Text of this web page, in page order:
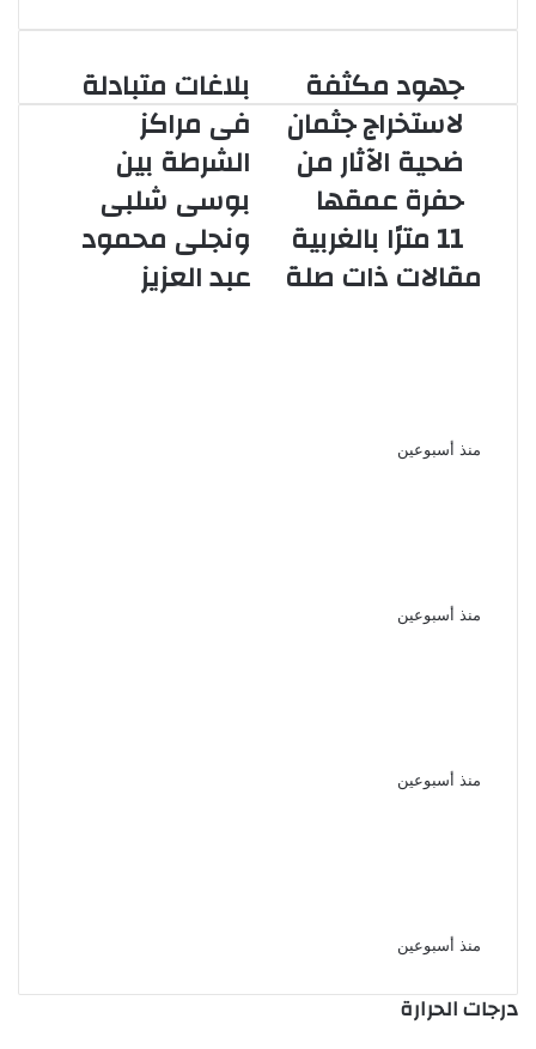
بلاغات
متبادلة
فى
مراكز
الشرطة
بين
بوسى
شلبى
ونجلى
بلاغات متبادلة
فى مراكز
الشرطة بين
بوسى شلبى
ونجلى محمود
عبد العزيز
جهود
مكثفة
لاستخراج
جثمان
الآثار
من
حفرة
عمقها
جهود مكثفة
لاستخراج جثمان
ضحية الآثار من
حفرة عمقها
11 مترًا بالغربية
مقالات ذات صلة
منذ أسبوعين
منذ أسبوعين
منذ أسبوعين
منذ أسبوعين
درجات الحرارة